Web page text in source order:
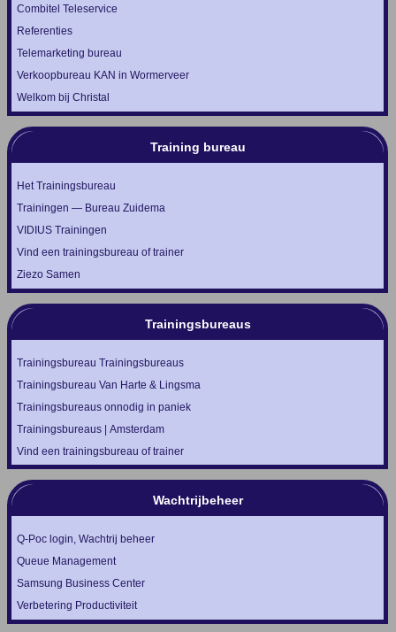
Combitel Teleservice
Referenties
Telemarketing bureau
Verkoopbureau KAN in Wormerveer
Welkom bij Christal
Training bureau
Het Trainingsbureau
Trainingen — Bureau Zuidema
VIDIUS Trainingen
Vind een trainingsbureau of trainer
Ziezo Samen
Trainingsbureaus
Trainingsbureau Trainingsbureaus
Trainingsbureau Van Harte & Lingsma
Trainingsbureaus onnodig in paniek
Trainingsbureaus | Amsterdam
Vind een trainingsbureau of trainer
Wachtrijbeheer
Q-Poc login, Wachtrij beheer
Queue Management
Samsung Business Center
Verbetering Productiviteit